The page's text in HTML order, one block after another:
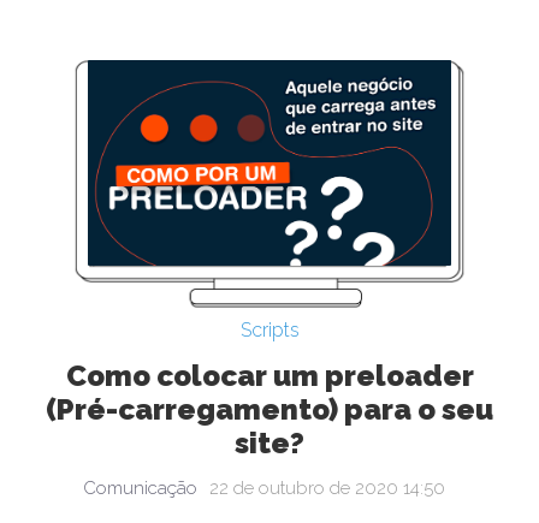
Scripts
Como colocar um preloader
(Pré-carregamento) para o seu
site?
Comunicação 22 de outubro de 2020 14:50